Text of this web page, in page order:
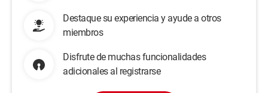
Destaque su experiencia y ayude a otros
miembros
Disfrute de muchas funcionalidades
adicionales al registrarse